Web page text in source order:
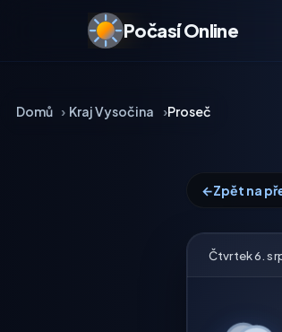
Počasí Online
Domů Kraj Vysočina Proseč
←Zpět na
Čtvrtek 6.